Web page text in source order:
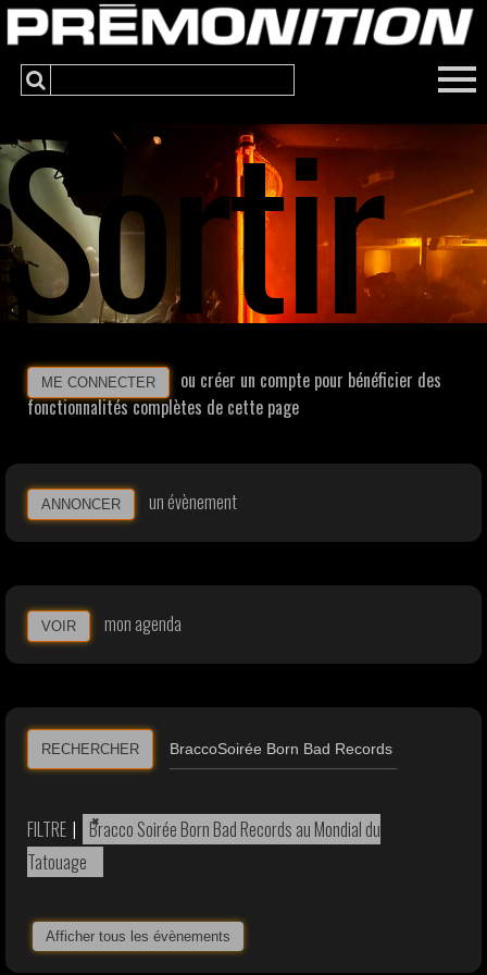
Sortir
ME CONNECTER
ou créer un compte pour bénéficier des
fonctionnalités complètes de cette page
ANNONCER un évènement
VOIR mon agenda
RECHERCHER
FILTRE | ×
Bracco Soirée Born Bad Records au Mondial du
Tatouage
Afficher tous les évènements